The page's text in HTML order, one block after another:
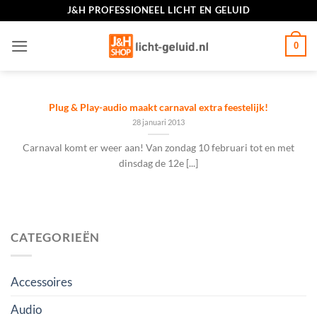
inhoud
J&H PROFESSIONEEL LICHT EN GELUID
0
CATEGORIEËN
Accessoires
Audio
Plug & Play-audio maakt carnaval extra feestelijk!
28 januari 2013
Carnaval komt er weer aan! Van zondag 10 februari tot en met
dinsdag de 12e [...]